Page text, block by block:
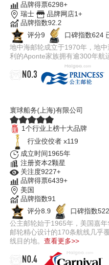
品牌得票6298+
瑞士
品牌网店1+
品牌指数92.2
评分9
口碑指数624
地中海邮轮成立于1970年，地
利的Aponte家族拥有逾300年航
NO.3
寰球船务(上海)有限公司
1个行业上榜十大品牌
行业佼佼者 x119
成立时间1965年
注册资本2颗星
关注度9227+
品牌得票6439+
美国
品牌指数91
评分8.9
口碑指数522
公主邮轮始于1965年，美国嘉
邮轮精心设计的170条航线几乎
线目的地。 查看更多>>
NO.4